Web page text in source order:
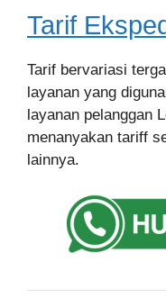
Tarif
Tarif bervariasi
layanan yang
layanan pelanggan
menanyakan tariff
lainnya.